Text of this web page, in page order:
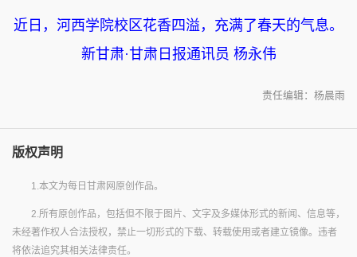
近日，河西学院校区花香四溢，充满了春天的气息。
新甘肃·甘肃日报通讯员 杨永伟
责任编辑：杨晨雨
版权声明
1.本文为每日甘肃网原创作品。
2.所有原创作品，包括但不限于图片、文字及多媒体形式的新闻、信息等，
未经著作权人合法授权，禁止一切形式的下载、转载使用或者建立镜像。违者
将依法追究其相关法律责任。